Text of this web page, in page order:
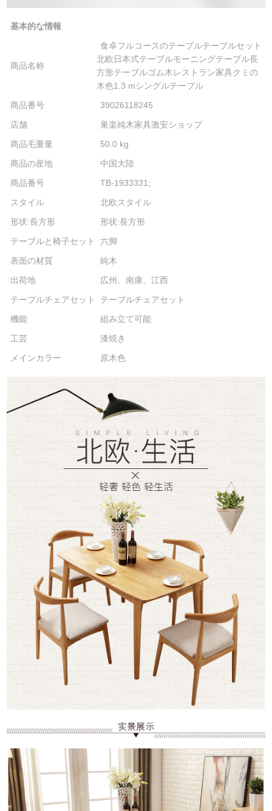
基本的な情報
商品名称
食卓フルコースのテーブルテーブルセット
北欧日本式テーブルモーニングテーブル長
方形テーブルゴム木レストラン家具クミの
木色1.3 mシングルテーブル
商品番号
39026118245
店舗
巣楽純木家具激安ショップ
商品毛重量
50.0 kg
商品の産地
中国大陸
商品番号
TB-1933331;
スタイル
北欧スタイル
形状:長方形
形状:長方形
テーブルと椅子セット
六脚
表面の材質
純木
出荷地
広州、南康、江西
テーブルチェアセット
テーブルチェアセット
機能
組み立て可能
工芸
漆焼き
メインカラー
原木色